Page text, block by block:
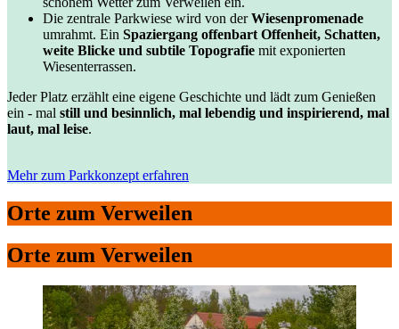
Die zentrale Parkwiese wird von derWiesenpromenade
umrahmt. Ein Spaziergang offenbart Offenheit, Schatten,
weite Blicke und subtile Topografie mit exponierten
Wiesenterrassen.
Jeder Platz erzählt eine eigene Geschichte und lädt zum Genießen
ein - mal still und besinnlich, mal lebendig und inspirierend, mal
laut, mal leise.
Mehr zum Parkkonzept erfahren
Orte zum Verweilen
Orte zum Verweilen